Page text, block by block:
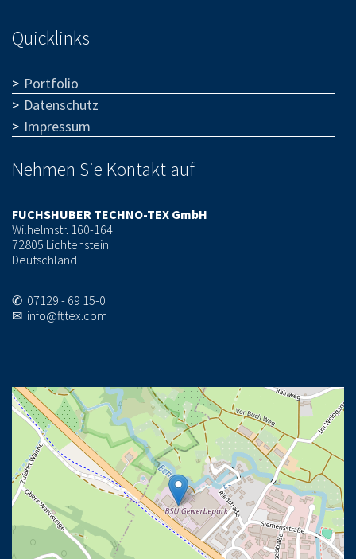
Quicklinks
Portfolio
Datenschutz
Impressum
Nehmen Sie Kontakt auf
FUCHSHUBER TECHNO-TEX GmbH
Wilhelmstr. 160-164
72805 Lichtenstein
Deutschland
✆ 07129 - 69 15-0
✉ info@fttex.com